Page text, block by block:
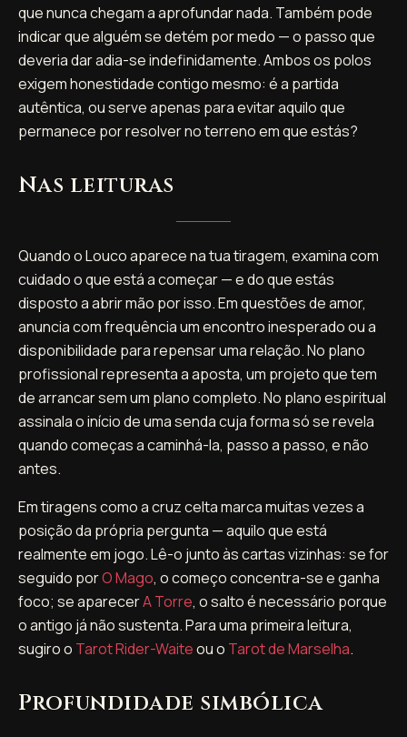
que nunca chegam a aprofundar nada. Também pode
indicar que alguém se detém por medo — o passo que
deveria dar adia-se indefinidamente. Ambos os polos
exigem honestidade contigo mesmo: é a partida
autêntica, ou serve apenas para evitar aquilo que
permanece por resolver no terreno em que estás?
Nas leituras
Quando o Louco aparece na tua tiragem, examina com
cuidado o que está a começar — e do que estás
disposto a abrir mão por isso. Em questões de amor,
anuncia com frequência um encontro inesperado ou a
disponibilidade para repensar uma relação. No plano
profissional representa a aposta, um projeto que tem
de arrancar sem um plano completo. No plano espiritual
assinala o início de uma senda cuja forma só se revela
quando começas a caminhá-la, passo a passo, e não
antes.
Em tiragens como a cruz celta marca muitas vezes a
posição da própria pergunta — aquilo que está
realmente em jogo. Lê-o junto às cartas vizinhas: se for
seguido porO Mago, o começo concentra-se e ganha
foco; se aparecerA Torre, o salto é necessário porque
o antigo já não sustenta. Para uma primeira leitura,
sugiro o Tarot Rider-Waiteou o Tarot de Marselha.
Profundidade simbólica